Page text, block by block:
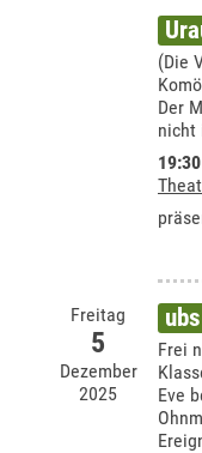
(Die
Der
nicht
Freitag
5
Dezember
2025
Frei
Eve